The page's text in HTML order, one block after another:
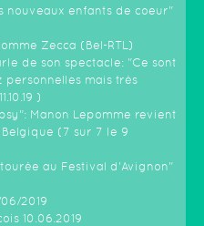
nouveaux enfants de coeur"
Zecca (Bel-RTL)
de son spectacle: "Ce sont
personnelles mais très
)
Manon Lepomme revient
(7 sur 7 le 9
au Festival d'Avignon"
2019
10.06.2019